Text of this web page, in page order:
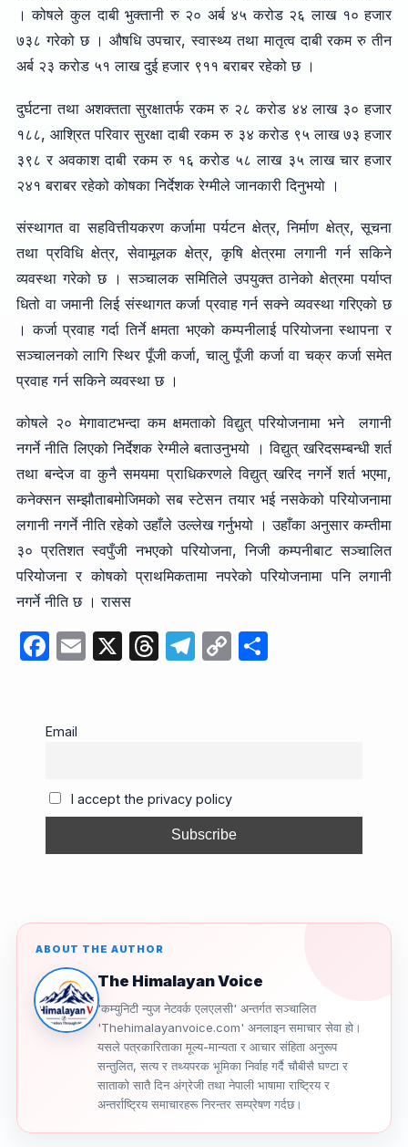
। कोषले कुल दाबी भुक्तानी रु २० अर्ब ४५ करोड २६ लाख १० हजार
७३८ गरेको छ । औषधि उपचार, स्वास्थ्य तथा मातृत्व दाबी रकम रु तीन
अर्ब २३ करोड ५१ लाख दुई हजार ९११ बराबर रहेको छ ।
दुर्घटना तथा अशक्तता सुरक्षातर्फ रकम रु २८ करोड ४४ लाख ३० हजार
१८८, आश्रित परिवार सुरक्षा दाबी रकम रु ३४ करोड ९५ लाख ७३ हजार
३९८ र अवकाश दाबी रकम रु १६ करोड ५८ लाख ३५ लाख चार हजार
२४१ बराबर रहेको कोषका निर्देशक रेग्मीले जानकारी दिनुभयो ।
संस्थागत वा सहवित्तीयकरण कर्जामा पर्यटन क्षेत्र, निर्माण क्षेत्र, सूचना
तथा प्रविधि क्षेत्र, सेवामूलक क्षेत्र, कृषि क्षेत्रमा लगानी गर्न सकिने
व्यवस्था गरेको छ । सञ्चालक समितिले उपयुक्त ठानेको क्षेत्रमा पर्याप्त
धितो वा जमानी लिई संस्थागत कर्जा प्रवाह गर्न सक्ने व्यवस्था गरिएको छ
। कर्जा प्रवाह गर्दा तिर्ने क्षमता भएको कम्पनीलाई परियोजना स्थापना र
सञ्चालनको लागि स्थिर पूँजी कर्जा, चालु पूँजी कर्जा वा चक्र कर्जा समेत
प्रवाह गर्न सकिने व्यवस्था छ ।
कोषले २० मेगावाटभन्दा कम क्षमताको विद्युत् परियोजनामा भने लगानी
नगर्ने नीति लिएको निर्देशक रेग्मीले बताउनुभयो । विद्युत् खरिदसम्बन्धी शर्त
तथा बन्देज वा कुनै समयमा प्राधिकरणले विद्युत् खरिद नगर्ने शर्त भएमा,
कनेक्सन सम्झौताबमोजिमको सब स्टेसन तयार भई नसकेको परियोजनामा
लगानी नगर्ने नीति रहेको उहाँले उल्लेख गर्नुभयो । उहाँका अनुसार कम्तीमा
३० प्रतिशत स्वपुँजी नभएको परियोजना, निजी कम्पनीबाट सञ्चालित
परियोजना र कोषको प्राथमिकतामा नपरेको परियोजनामा पनि लगानी
नगर्ने नीति छ । रासस
F
e
o
o
k
E X T
s
T
m
C
n
k
S
Email
I accept the privacy policy
ABOUT THE AUTHOR
The Himalayan Voice
'कम्युनिटी न्युज नेटवर्क एलएलसी' अन्तर्गत सञ्चालित
'Thehimalayanvoice.com' अनलाइन समाचार सेवा हो।
यसले पत्रकारिताका मूल्य-मान्यता र आचार संहिता अनुरूप
सन्तुलित, सत्य र तथ्यपरक भूमिका निर्वाह गर्दै चौबीसै घण्टा र
साताको सातै दिन अंग्रेजी तथा नेपाली भाषामा राष्ट्रिय र
अन्तर्राष्ट्रिय समाचारहरू निरन्तर सम्प्रेषण गर्दछ।